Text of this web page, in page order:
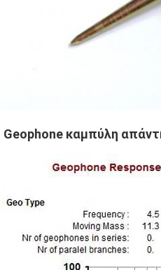
Geophone καμπύλη